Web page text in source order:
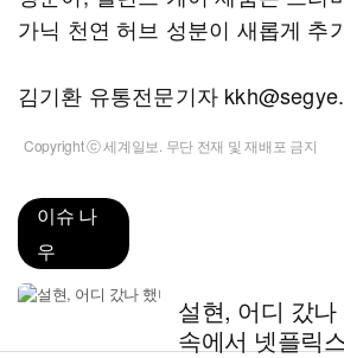
가닉 천연 허브 성분이 새롭게 추
김기환 유통전문기자
Copyright ⓒ 세계일보. 무단 전재 및 재배포 금지
이슈 나
우
설현, 어디 갔
속에서 넷플릭